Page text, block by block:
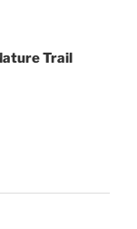
Trail